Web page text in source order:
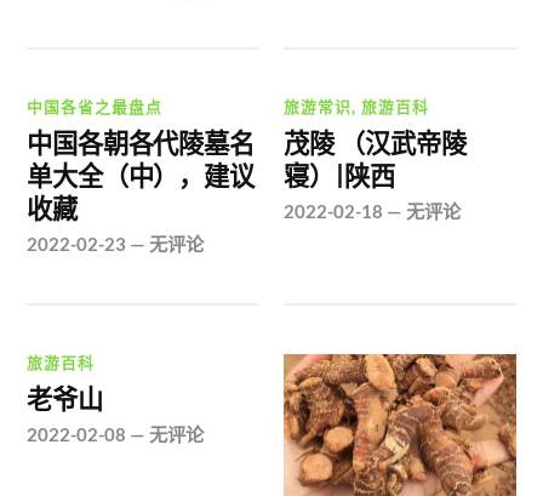
中国各省之最盘点
中国各朝各代陵墓名
单大全（中），建议
收藏
2022-02-23 —无评论
旅游常识,旅游百科
茂陵 （汉武帝陵
寝）|陕西
2022-02-18 —无评论
旅游百科
老爷山
2022-02-08 —无评论